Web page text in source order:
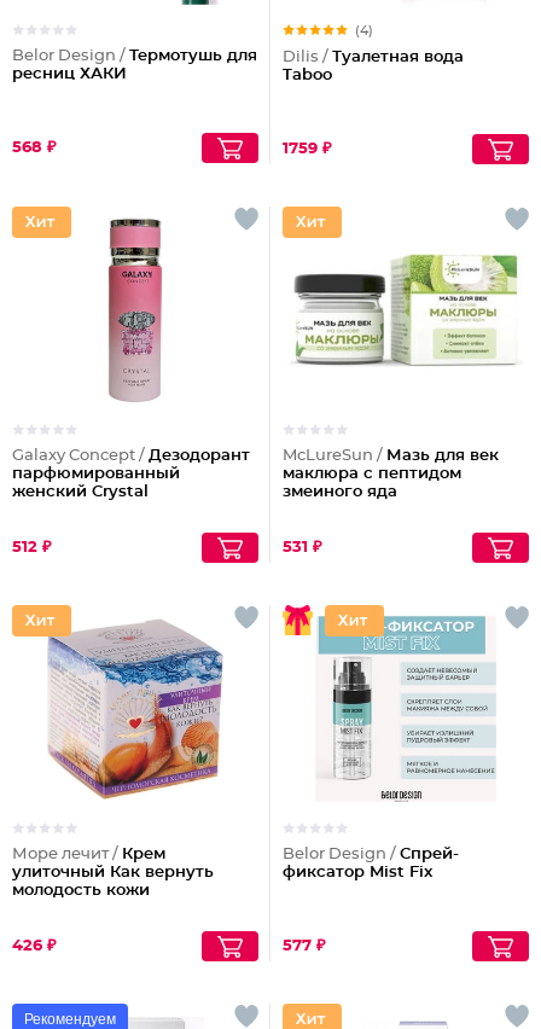
Belor Design / Термотушь для
ресниц ХАКИ
568 ₽
(4)
Dilis / Туалетная вода
Taboo
1759 ₽
Galaxy Concept / Дезодорант
парфюмированный
женский Crystal
512 ₽
McLureSun / Мазь для век
маклюра с пептидом
змеиного яда
531 ₽
Море лечит / Крем
улиточный Как вернуть
молодость кожи
426 ₽
Belor Design / Спрей-
фиксатор Mist Fix
577 ₽
Рекомендуем